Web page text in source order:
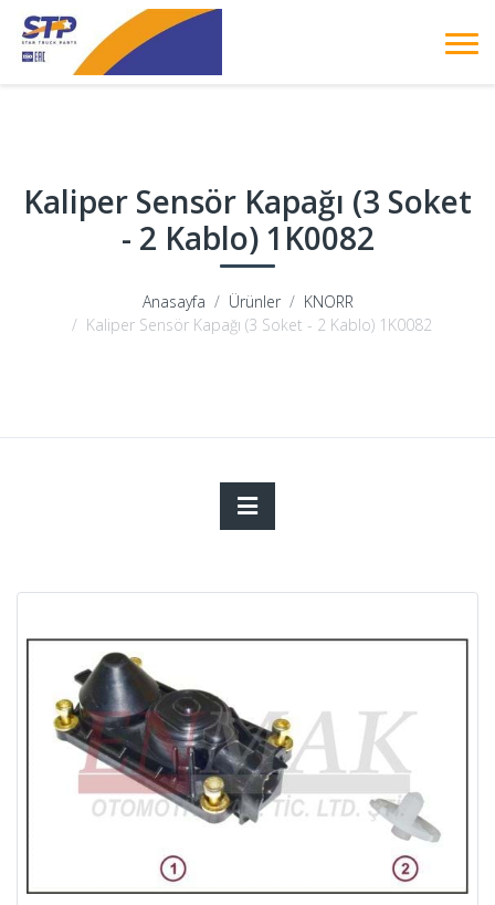
Kaliper Sensör Kapağı (3 Soket
- 2 Kablo) 1K0082
Anasayfa Ürünler
KNORR
Kaliper Sensör Kapağı (3 Soket - 2 Kablo) 1K0082